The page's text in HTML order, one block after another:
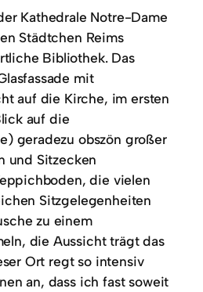
Kathedrale Notre-Dame
Städtchen Reims
Bibliothek. Das
mit
auf die Kirche, im ersten
auf die
geradezu obszön großer
und Sitzecken
die vielen
Sitzgelegenheiten
zu einem
die Aussicht trägt das
Ort regt so intensiv
an, dass ich fast soweit